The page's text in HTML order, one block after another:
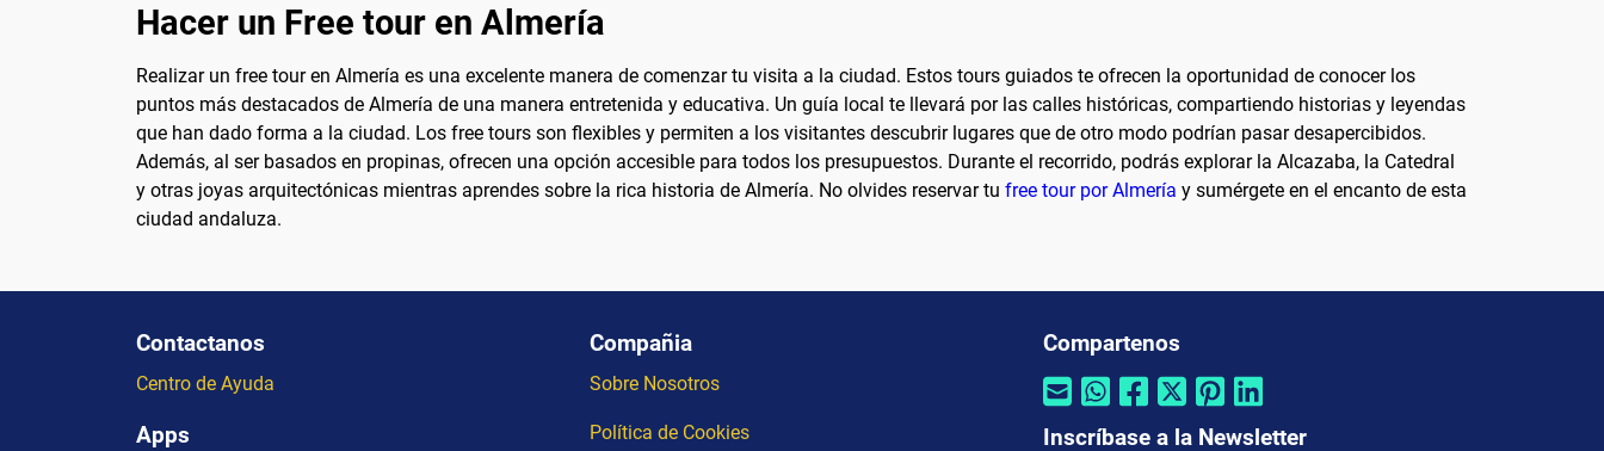
Hacer un Free tour en Almería
Realizar un free tour en Almería es una excelente manera de comenzar tu visita a la ciudad. Estos tours guiados te ofrecen la oportunidad de conocer los
puntos más destacados de Almería de una manera entretenida y educativa. Un guía local te llevará por las calles históricas, compartiendo historias y leyendas
que han dado forma a la ciudad. Los free tours son flexibles y permiten a los visitantes descubrir lugares que de otro modo podrían pasar desapercibidos.
Además, al ser basados en propinas, ofrecen una opción accesible para todos los presupuestos. Durante el recorrido, podrás explorar la Alcazaba, la Catedral
y otras joyas arquitectónicas mientras aprendes sobre la rica historia de Almería. No olvides reservar tu free tour por Almería y sumérgete en el encanto de esta
ciudad andaluza.
Contactanos
Centro de Ayuda
Apps
Compañia
Sobre Nosotros
Política de Cookies
Compartenos
Inscríbase a la Newsletter